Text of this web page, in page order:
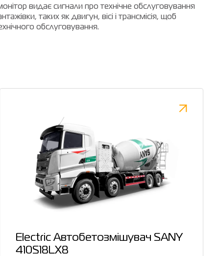
видає сигнали про технічне обслуговування
таких як двигун, вісі і трансмісія, щоб
обслуговування.
Electric Автобетозмішувач SANY
410S18LX8